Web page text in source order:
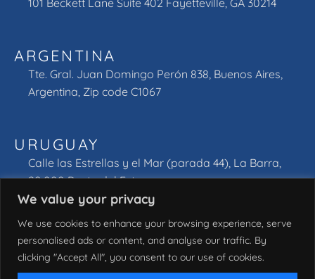
We value your privacy
We use cookies to enhance your browsing experience, serve
personalised ads or content, and analyse our traffic. By
clicking "Accept All", you consent to our use of cookies.
101 Beckett Lane Suite 402 Fayetteville, GA 30214
ARGENTINA
Tte. Gral. Juan Domingo Perón 838, Buenos Aires,
Argentina, Zip code C1067
URUGUAY
Calle las Estrellas y el Mar (parada 44), La Barra,
20.000 Punta del Este.
© 2026 South Europe Jets, LLC. Todos los derechos